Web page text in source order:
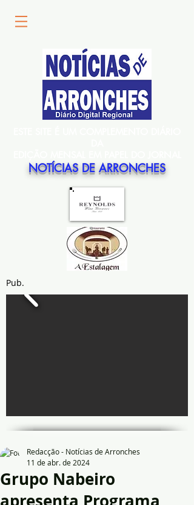
NOTÍCIAS DE ARRONCHES
Pub.
Grupo Nabeiro
Redacção - Notícias de Arronches
11 de abr. de 2024